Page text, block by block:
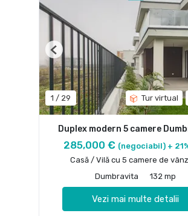
1 / 29 Tur virtual
Previous
Duplex modern 5 camere
285,000 € (negociabil) +
Casă / Vilă cu 5 camere de
Dumbravita
132 mp
Vezi mai multe detalii